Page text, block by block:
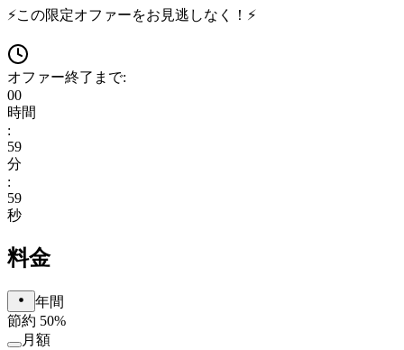
⚡この限定オファーをお見逃しなく！ ⚡
オファー終了まで:
00
時間
:
59
分
:
59
秒
料金
年間
節約 50%
月額